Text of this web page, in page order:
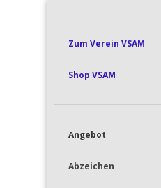
Zum Verein VSAM
Shop VSAM
Angebot
Abzeichen